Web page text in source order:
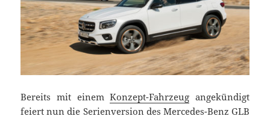
Bereits mit einemKonzept-Fahrzeug angekündigt
feiert nun die Serienversion des Mercedes-Benz GLB